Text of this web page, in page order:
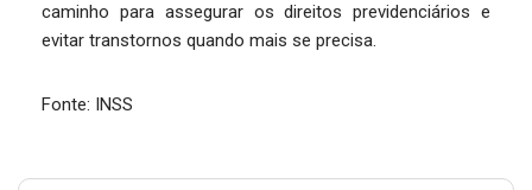
caminho para assegurar os direitos previdenciários e
evitar transtornos quando mais se precisa.
Fonte: INSS